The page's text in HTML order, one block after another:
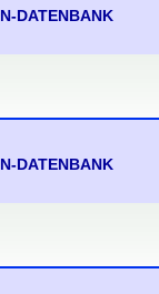
DATENBANK
DATENBANK